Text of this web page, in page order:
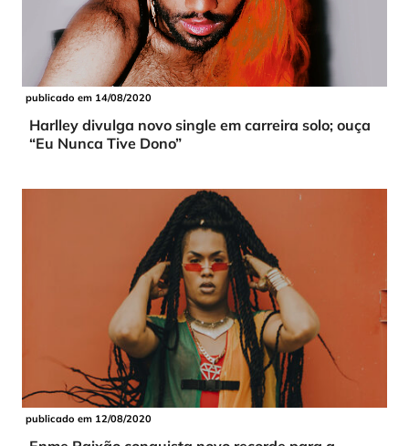
publicado em 14/08/2020
Harlley divulga novo single em carreira solo; ouça
“Eu Nunca Tive Dono”
publicado em 12/08/2020